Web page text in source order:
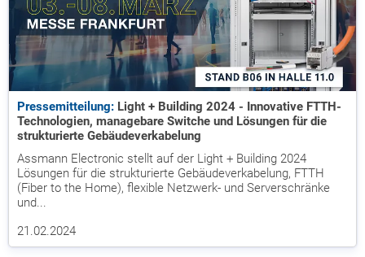
Pressemitteilung: Light + Building 2024 - Innovative FTTH-
Technologien, managebare Switche und Lösungen für die
strukturierte Gebäudeverkabelung
Assmann Electronic stellt auf der Light + Building 2024
Lösungen für die strukturierte Gebäudeverkabelung, FTTH
(Fiber to the Home), flexible Netzwerk- und Serverschränke
und...
21.02.2024